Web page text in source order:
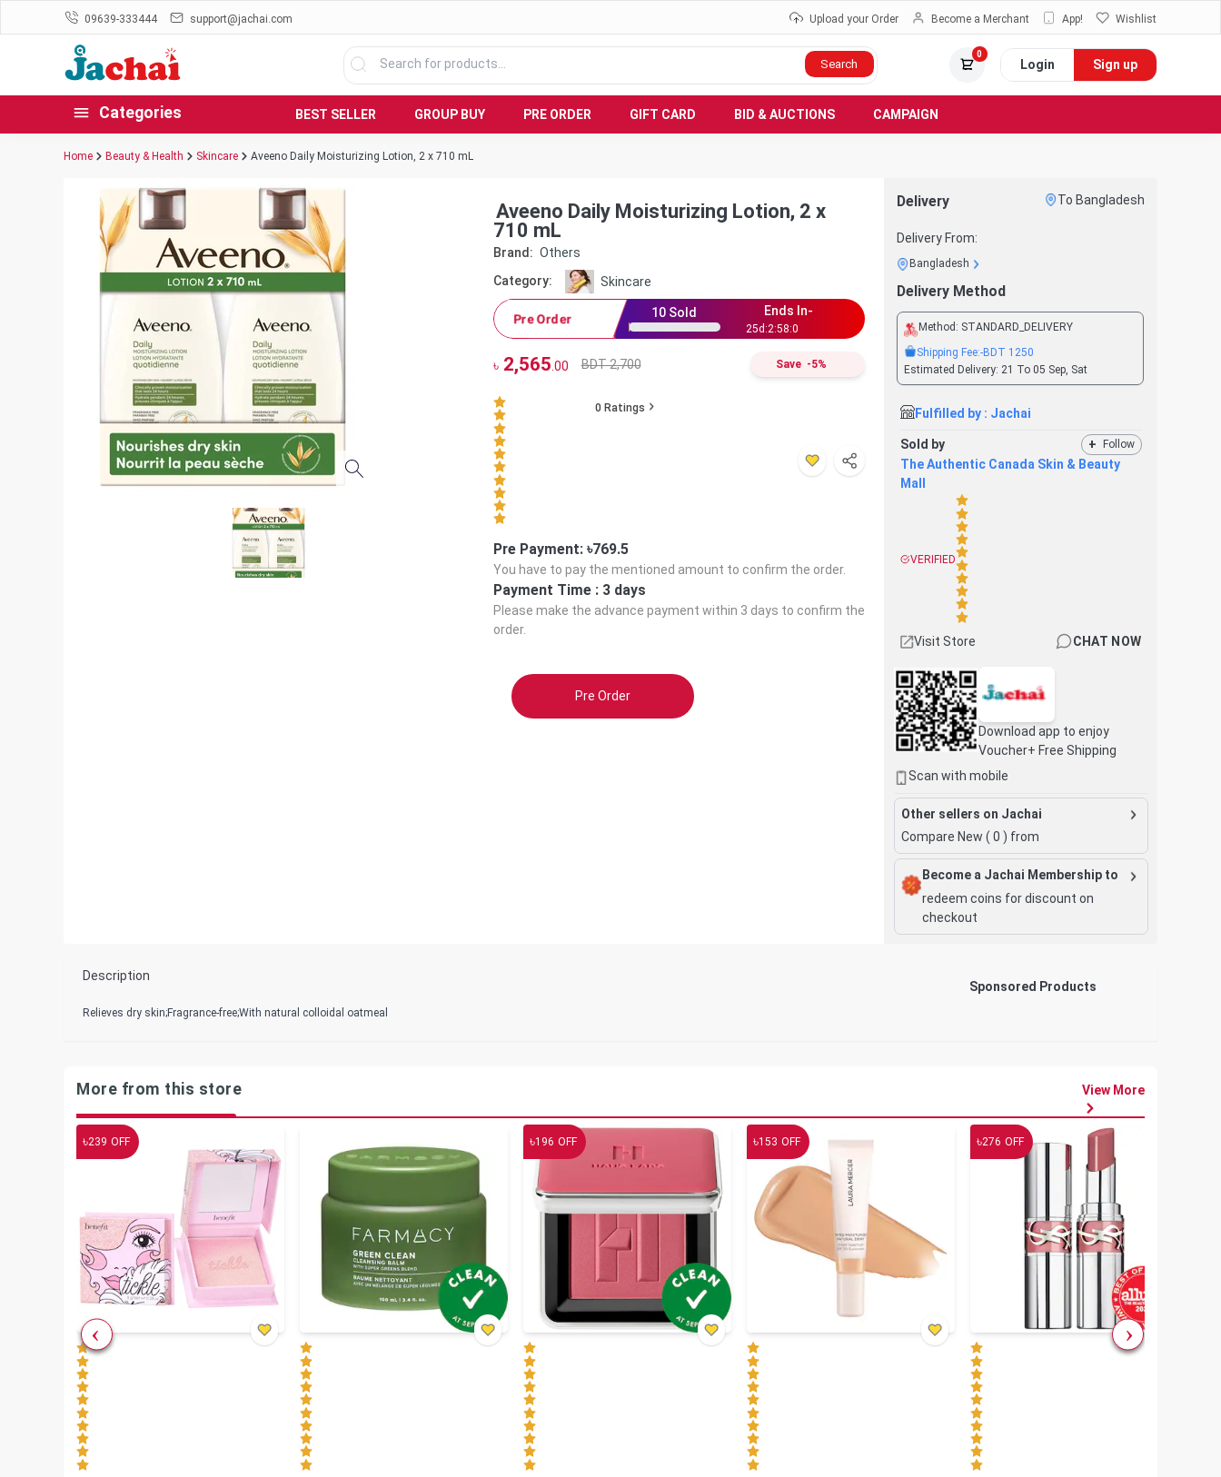
09639-333444 support@jachai.com Upload your Order Become a Merchant App! Wishlist
Search
0
Login Sign up
Categories BEST SELLER GROUP BUY PRE ORDER GIFT CARD BID & AUCTIONS CAMPAIGN
Home Beauty & Health Skincare Aveeno Daily Moisturizing Lotion, 2 x 710 mL
Aveeno Daily Moisturizing Lotion, 2 x
710 mL
Brand: Others
Category:
Skincare
Pre Order 10 Sold Ends In-
25d:2:57:59
৳2,565 .00 BDT 2,700 Save -5%
0 Ratings
Pre Payment: ৳769.5
You have to pay the mentioned amount to confirm the order.
Payment Time : 3 days
Please make the advance payment within 3 days to confirm the
order.
Pre Order
Delivery To Bangladesh
Delivery From:
Bangladesh
Delivery Method
Method: STANDARD_DELIVERY
Shipping Fee:-BDT 1250
Estimated Delivery: 21 To 05 Sep, Sat
Fulfilled by : Jachai
Sold by + Follow
The Authentic Canada Skin & Beauty
Mall
VERIFIED
Visit Store CHAT NOW
Download app to enjoy
Voucher+ Free Shipping
Scan with mobile
Other sellers on Jachai
Compare New ( 0 ) from
Become a Jachai Membership to
redeem coins for discount on
checkout
Description
Relieves dry skin;Fragrance-free;With natural colloidal oatmeal
Sponsored Products
More from this store View More
৳239 OFF ৳196 OFF ৳153 OFF ৳276 OFF